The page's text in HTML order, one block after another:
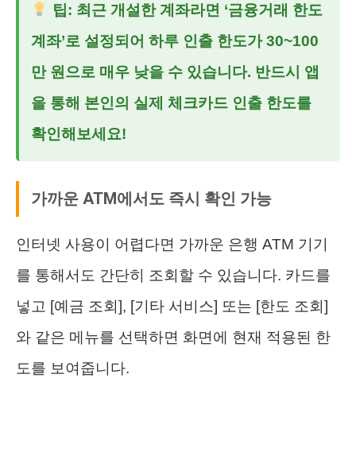
팁: 최근 개설한 계좌라면 ‘금융거래 한도
계좌’로 설정되어 하루 인출 한도가 30~100
만 원으로 매우 낮을 수 있습니다. 반드시 앱
을 통해 본인의 실제 체크카드 인출 한도를
확인해보세요!
가까운 ATM에서도 즉시 확인 가능
인터넷 사용이 어렵다면 가까운 은행 ATM 기기
를 통해서도 간단히 조회할 수 있습니다. 카드를
넣고 [예금 조회], [기타 서비스] 또는 [한도 조회]
와 같은 메뉴를 선택하면 화면에 현재 적용된 한
도를 보여줍니다.